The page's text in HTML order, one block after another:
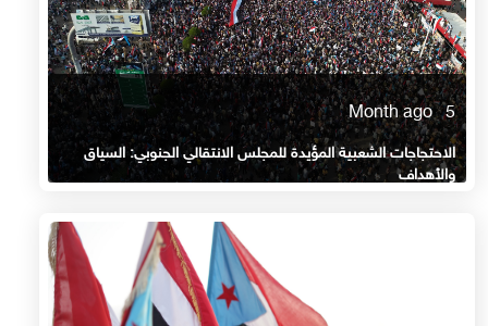
5 Month ago
الاحتجاجات الشعبية المؤيدة للمجلس الانتقالي الجنوبي: السياق
والأهداف